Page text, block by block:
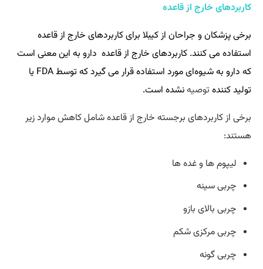
کاربردهای خارج از قاعده
برخی پزشکان و جراحان از کیبلا برای کاربردهای خارج از قاعده
استفاده می‌ کنند. کاربردهای خارج از قاعده دارو به این معنی است
که دارو به شیوه‌ای مورد استفاده قرار می‌ گیرد که توسط FDA یا
تولید کننده توصیهنشده است.
برخی از کاربردهای برجسته خارج از قاعده شامل کاهش موارد زیر
هستند:
لیپوم ها و غده ها
چربی سینه
چربی بالای بازو
چربی مرکزی شکم
چربی گونه